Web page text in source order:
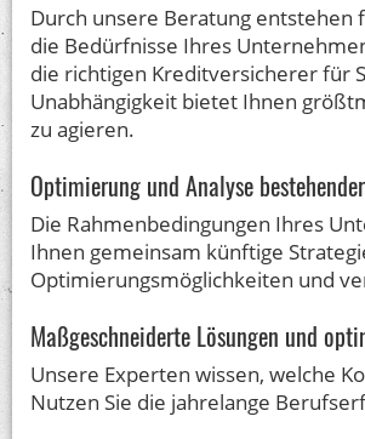
Durch unsere Beratung entstehen
die Bedürfnisse Ihres
die richtigen Kreditversicherer für
Unabhängigkeit bietet Ihnen
zu agieren.
Optimierung und Analyse
Die Rahmenbedingungen Ihres
Ihnen gemeinsam künftige
Optimierungsmöglichkeiten und
Maßgeschneiderte Lösungen und
Unsere Experten wissen, welche
Nutzen Sie die jahrelange